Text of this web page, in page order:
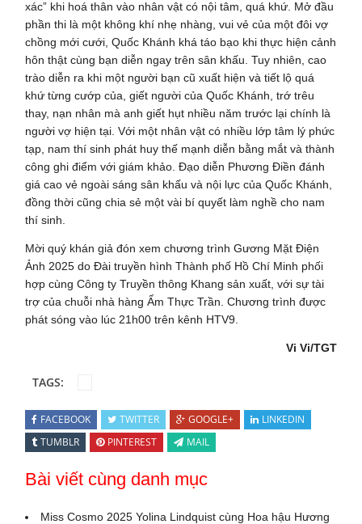
xác” khi hoá thân vào nhân vật có nội tâm, quá khứ. Mở đầu
phần thi là một không khí nhẹ nhàng, vui vẻ của một đôi vợ
chồng mới cưới, Quốc Khánh khá táo bạo khi thực hiện cảnh
hôn thật cùng bạn diễn ngay trên sân khấu. Tuy nhiên, cao
trào diễn ra khi một người bạn cũ xuất hiện và tiết lộ quá
khứ từng cướp của, giết người của Quốc Khánh, trớ trêu
thay, nạn nhân mà anh giết hụt nhiều năm trước lại chính là
người vợ hiện tại. Với một nhân vật có nhiều lớp tâm lý phức
tạp, nam thí sinh phát huy thế mạnh diễn bằng mắt và thành
công ghi điểm với giám khảo. Đạo diễn Phương Điền đánh
giá cao vẻ ngoài sáng sân khấu và nội lực của Quốc Khánh,
đồng thời cũng chia sẻ một vài bí quyết làm nghề cho nam
thí sinh.
Mời quý khán giả đón xem chương trình Gương Mặt Điện
Ảnh 2025 do Đài truyền hình Thành phố Hồ Chí Minh phối
hợp cùng Công ty Truyền thông Khang sản xuất, với sự tài
trợ của chuỗi nhà hàng Ẩm Thực Trần. Chương trình được
phát sóng vào lúc 21h00 trên kênh HTV9.
Vi Vi/TGT
TAGS:
FACEBOOK TWITTER GOOGLE+
LINKEDIN
TUMBLR
PINTEREST MAIL
Bài viết cùng danh mục
Miss Cosmo 2025 Yolina Lindquist cùng Hoa hậu Hương